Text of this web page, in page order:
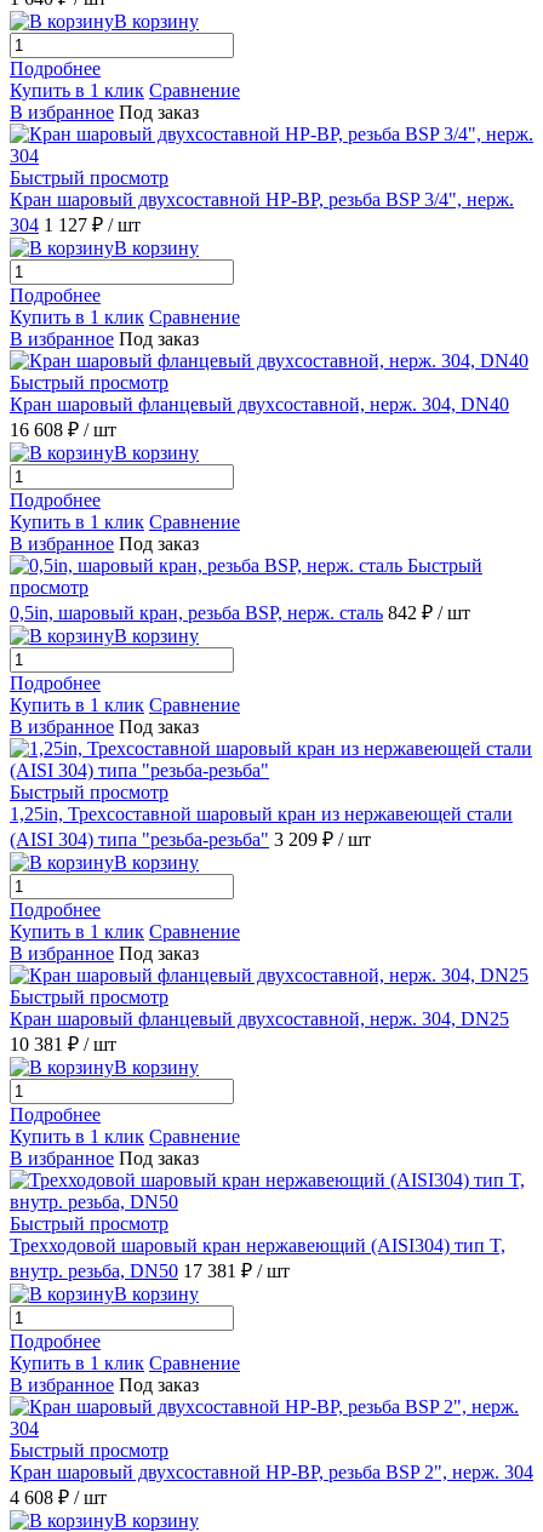
В корзину
Подробнее
Купить в 1 клик Сравнение
В избранное Под заказ
Быстрый просмотр
Кран шаровый двухсоставной НР-ВР, резьба BSP 3/4", нерж.
304 1 127 ₽ / шт
В корзину
Подробнее
Купить в 1 клик Сравнение
В избранное Под заказ
Быстрый просмотр
Кран шаровый фланцевый двухсоставной, нерж. 304, DN40
16 608 ₽ / шт
В корзину
Подробнее
Купить в 1 клик Сравнение
В избранное Под заказ
Быстрый
просмотр
0,5in, шаровый кран, резьба BSP, нерж. сталь 842 ₽ / шт
В корзину
Подробнее
Купить в 1 клик Сравнение
В избранное Под заказ
Быстрый просмотр
1,25in, Трехсоставной шаровый кран из нержавеющей стали
(AISI 304) типа "резьба-резьба" 3 209 ₽ / шт
В корзину
Подробнее
Купить в 1 клик Сравнение
В избранное Под заказ
Быстрый просмотр
Кран шаровый фланцевый двухсоставной, нерж. 304, DN25
10 381 ₽ / шт
В корзину
Подробнее
Купить в 1 клик Сравнение
В избранное Под заказ
Быстрый просмотр
Трехходовой шаровый кран нержавеющий (AISI304) тип T,
внутр. резьба, DN50 17 381 ₽ / шт
В корзину
Подробнее
Купить в 1 клик Сравнение
В избранное Под заказ
Быстрый просмотр
Кран шаровый двухсоставной НР-ВР, резьба BSP 2", нерж. 304
4 608 ₽ / шт
В корзину